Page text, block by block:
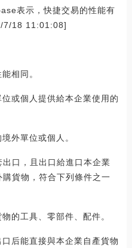
表示，快捷交易的性能有
7/18 11:01:08]
相同。
或個人提供給本企業使用的
外單位或個人。
口，且出口給進口本企業
貨物，符合下列條件之一
的工具、零部件、配件。
后能直接與本企業自產貨物